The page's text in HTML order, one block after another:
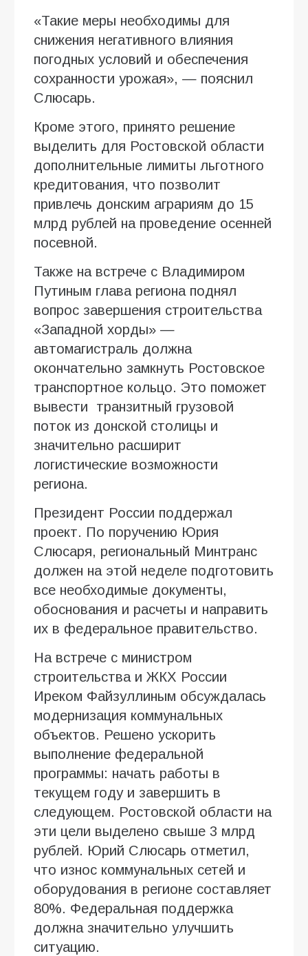
«Такие меры необходимы для
снижения негативного влияния
погодных условий и обеспечения
сохранности урожая», — пояснил
Слюсарь.
Кроме этого, принято решение
выделить для Ростовской области
дополнительные лимиты льготного
кредитования, что позволит
привлечь донским аграриям до 15
млрд рублей на проведение осенней
посевной.
Также на встрече с Владимиром
Путиным глава региона поднял
вопрос завершения строительства
«Западной хорды» —
автомагистраль должна
окончательно замкнуть Ростовское
транспортное кольцо. Это поможет
вывести транзитный грузовой
поток из донской столицы и
значительно расширит
логистические возможности
региона.
Президент России поддержал
проект. По поручению Юрия
Слюсаря, региональный Минтранс
должен на этой неделе подготовить
все необходимые документы,
обоснования и расчеты и направить
их в федеральное правительство.
На встрече с министром
строительства и ЖКХ России
Иреком Файзуллиным обсуждалась
модернизация коммунальных
объектов. Решено ускорить
выполнение федеральной
программы: начать работы в
текущем году и завершить в
следующем. Ростовской области на
эти цели выделено свыше 3 млрд
рублей. Юрий Слюсарь отметил,
что износ коммунальных сетей и
оборудования в регионе составляет
80%. Федеральная поддержка
должна значительно улучшить
ситуацию.